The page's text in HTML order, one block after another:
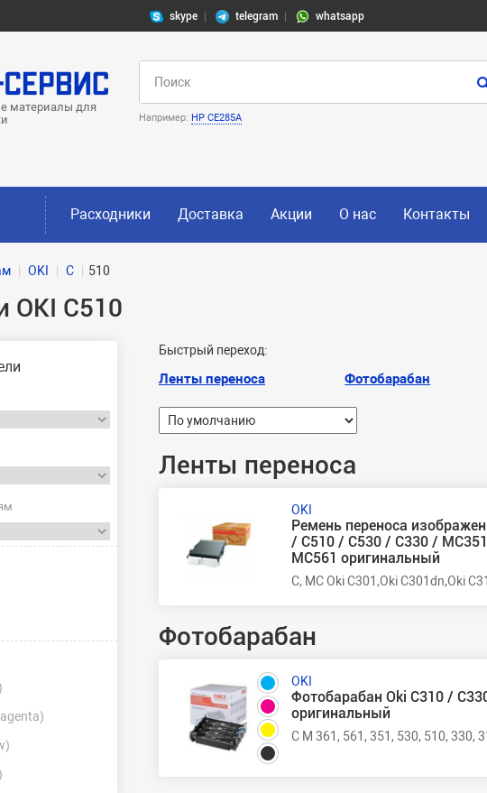
skype telegram whatsapp
материалы для
Например: HP CE285A
Расходники Доставка Акции О нас Контакты
OKI C 510
OKI C510
Быстрый переход:
Ленты переноса Фотобарабан
Ленты переноса
OKI
Ремень переноса
/ C510 / C530 / C330 /
MC561 оригинальный
C, MC Oki C301,Oki C301dn,Oki
Фотобарабан
OKI
Фотобарабан Oki C310 /
оригинальный
C M 361, 561, 351, 530, 510, 330,